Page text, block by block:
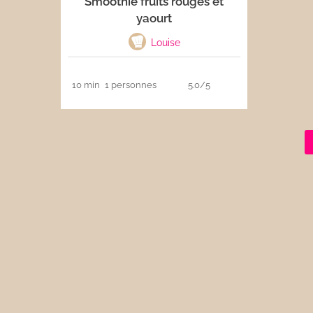
Boissons
yaourt
Louise
10 min 1 personnes 5.0/5